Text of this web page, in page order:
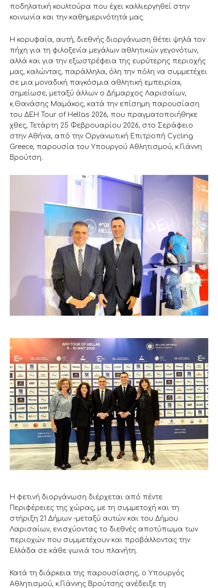
ποδηλατική κουλτούρα που έχει καλλιεργηθεί στην
κοινωνία και την καθημερινότητά μας.
Η κορυφαία, αυτή, διεθνής διοργάνωση θέτει ψηλά τον
πήχη για τη φιλοξενία μεγάλων αθλητικών γεγονότων,
αλλά και για την εξωστρέφεια της ευρύτερης περιοχής
μας, καλώντας, παράλληλα, όλη την πόλη να συμμετέχει
σε μια μοναδική παγκόσμια αθλητική εμπειρία»,
σημείωσε, μεταξύ άλλων ο Δήμαρχος Λαρισαίων,
κ.Θανάσης Μαμάκος, κατά την επίσημη παρουσίαση
του ΔΕΗ Tour of Hellas 2026, που πραγματοποιήθηκε
χθες, Τετάρτη 25 Φεβρουαρίου 2026, στο Σεράφειο
στην Αθήνα, από την Οργανωτική Επιτροπή Cycling
Greece, παρουσία του Υπουργού Αθλητισμού, κ.Γιάννη
Βρούτση.
Η φετινή διοργάνωση διέρχεται από πέντε
Περιφέρειες της χώρας, με τη συμμετοχή και τη
στήριξη 21 Δήμων -μεταξύ αυτών και του Δήμου
Λαρισαίων, ενισχύοντας το διεθνές αποτύπωμα των
περιοχών που συμμετέχουν και προβάλλοντας την
Ελλάδα σε κάθε γωνιά του πλανήτη.
Κατά τη διάρκεια της παρουσίασης, ο Υπουργός
Αθλητισμού, κ.Γιάννης Βρούτσης ανέδειξε τη